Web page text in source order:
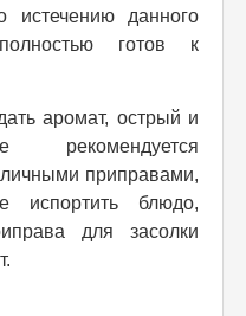
истечению данного
готов к
аромат, острый и
приправами,
испортить блюдо,
для засолки